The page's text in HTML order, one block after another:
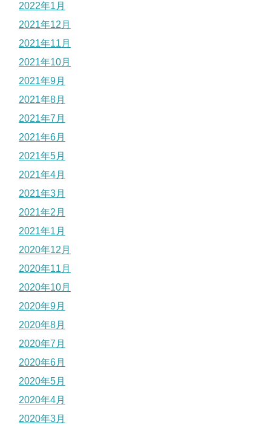
2022年1月
2021年12月
2021年11月
2021年10月
2021年9月
2021年8月
2021年7月
2021年6月
2021年5月
2021年4月
2021年3月
2021年2月
2021年1月
2020年12月
2020年11月
2020年10月
2020年9月
2020年8月
2020年7月
2020年6月
2020年5月
2020年4月
2020年3月